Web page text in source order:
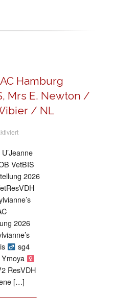
Hamburg
Mrs E. Newton /
/ NL
für
Hamburg
Whippet
JAS,
Mrs
E.
Newton
/
UK
&
Mr
/
VetBIS
2026
2026
sg4
Ymoya
ResVDH
[…]